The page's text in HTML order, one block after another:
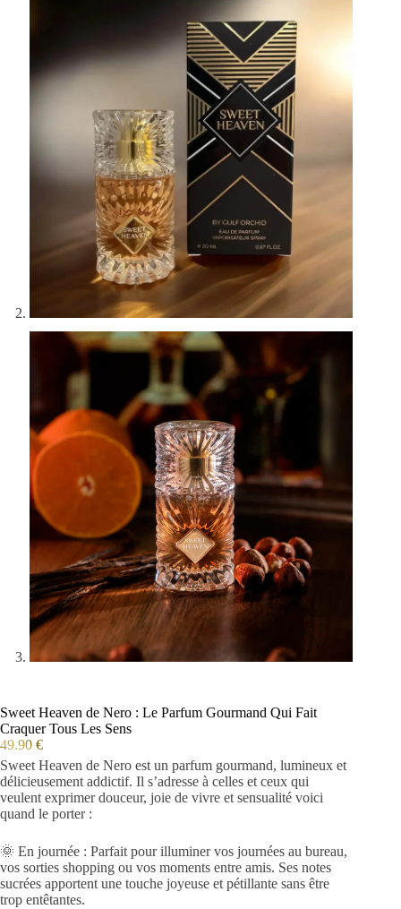
Sweet Heaven de Nero : Le Parfum Gourmand Qui Fait
Craquer Tous Les Sens
49.90 €
Sweet Heaven de Nero est un parfum gourmand, lumineux et
délicieusement addictif. Il s’adresse à celles et ceux qui
veulent exprimer douceur, joie de vivre et sensualité voici
quand le porter :
🌞 En journée : Parfait pour illuminer vos journées au bureau,
vos sorties shopping ou vos moments entre amis. Ses notes
sucrées apportent une touche joyeuse et pétillante sans être
trop entêtantes.